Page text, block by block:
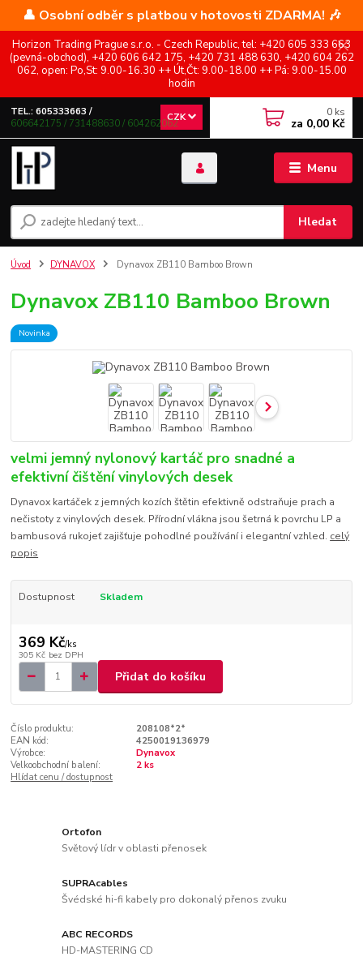
👤 Osobní odběr s platbou v hotovosti ZDARMA! 🎶
Horizon Trading Prague s.r.o. - Czech Republic, tel: +420 605 333 663
(pevná-obchod), +420 606 642 175, +420 731 488 630, +420 604 262
062, open: Po,St: 9.00-16.30 ++ Út,Čt: 9.00-18.00 ++ Pá: 9.00-15.00
hodin
Menu
CZK
Hledat
TEL.: 605333663 /
606642175 / 731488630 / 604262062
0 ks
za 0,00 Kč
Úvod DYNAVOX Dynavox ZB110 Bamboo Brown
Dynavox ZB110 Bamboo Brown
Novinka
velmi jemný nylonový kartáč pro snadné a
efektivní čištění vinylových desek
Dynavox kartáček z jemných kozích štětin efektivně odstraňuje prach a
nečistoty z vinylových desek. Přírodní vlákna jsou šetrná k povrchu LP a
bambusová rukojeť zajišťuje pohodlné používání i elegantní vzhled. celý
popis
Dostupnost Skladem
369 Kč/ks
305 Kč bez DPH
Přidat do košíku
Číslo produktu:
208108*2*
EAN kód:
4250019136979
Výrobce:
Dynavox
Velkoobchodní balení:
2 ks
Hlídat cenu / dostupnost
Ortofon
Světový lídr v oblasti přenosek
SUPRAcables
Švédské hi-fi kabely pro dokonalý přenos zvuku
ABC RECORDS
HD-MASTERING CD